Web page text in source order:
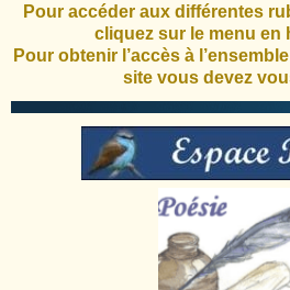
Pour accéder aux différentes
cliquez sur le menu en
Pour obtenir l’accès à
site vous devez